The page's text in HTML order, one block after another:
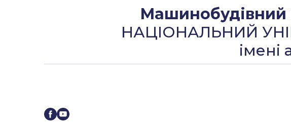
Машинобудівний
НАЦІОНАЛЬНИЙ
імені